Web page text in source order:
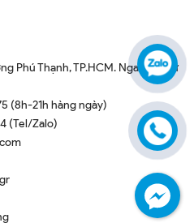
Phú Thạnh, TP.HCM. Ngay ngã tư
(8h-21h hàng ngày)
(Tel/Zalo)